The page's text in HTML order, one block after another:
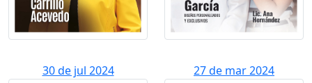
30 de jul 2024 27 de mar 2024